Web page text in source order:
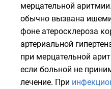
мерцательной
обычно вызвана
фоне атеросклероза
артериальной
при мерцательной
если больной не
лечение. При